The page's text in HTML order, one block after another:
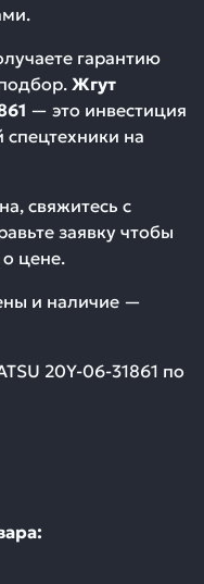
гарантию
Жгут
— это инвестиция
на
свяжитесь с
заявку чтобы
цене.
и наличие —
20Y-06-31861 по